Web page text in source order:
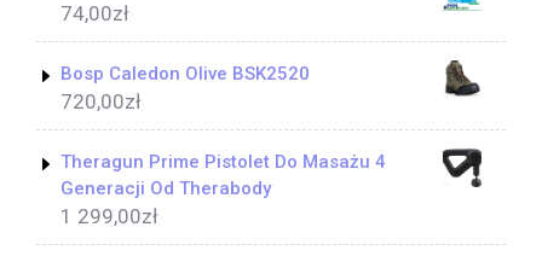
74,00zł
Bosp Caledon Olive BSK2520
720,00zł
Theragun Prime Pistolet Do Masażu 4
Generacji Od Therabody
1 299,00zł